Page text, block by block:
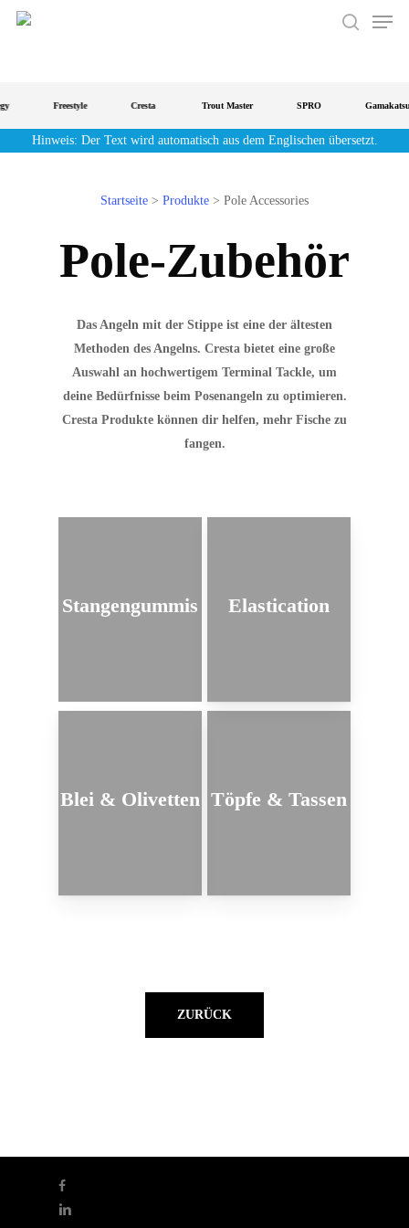
Zum
Menü
Freestyle Cresta Trout Master SPRO Gamakatsu
Hinweis: Der Text wird automatisch aus dem Englischen übersetzt.
Startseite > Produkte > Pole Accessories
Pole-Zubehör
Das Angeln mit der Stippe ist eine der ältesten
Methoden des Angelns. Cresta bietet eine große
Auswahl an hochwertigem Terminal Tackle, um
deine Bedürfnisse beim Posenangeln zu optimieren.
Cresta Produkte können dir helfen, mehr Fische zu
fangen.
Stangengummis Elastication
Blei & Olivetten Töpfe & Tassen
ZURÜCK
facebook
linkedin